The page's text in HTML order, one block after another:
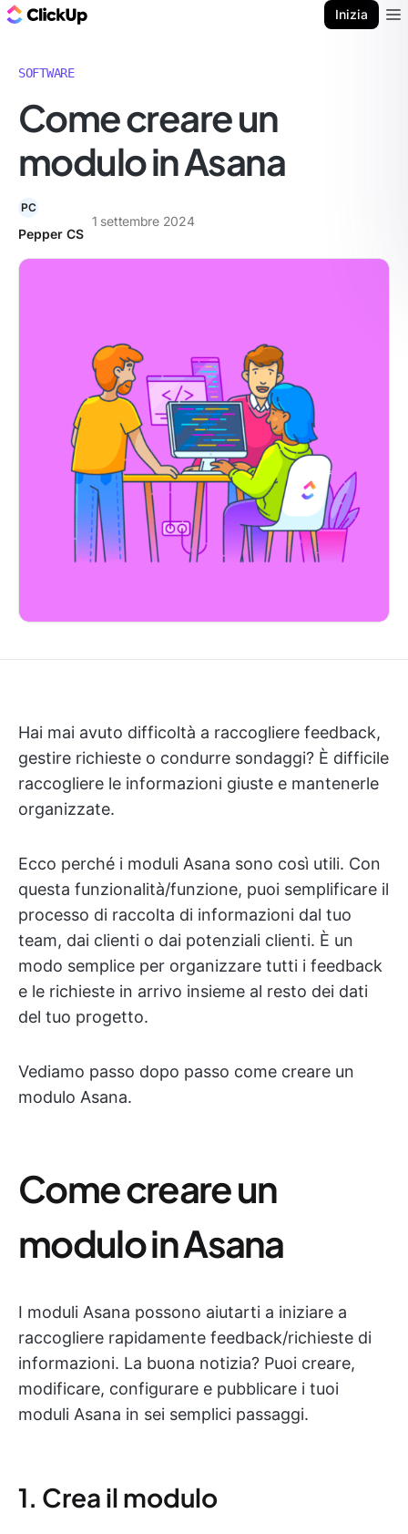
Inizia
SOFTWARE
Come creare un
modulo in Asana
PC
Pepper CS
1 settembre 2024
Hai mai avuto difficoltà a raccogliere feedback,
gestire richieste o condurre sondaggi? È difficile
raccogliere le informazioni giuste e mantenerle
organizzate.
Ecco perché i moduli Asana sono così utili. Con
questa funzionalità/funzione, puoi semplificare il
processo di raccolta di informazioni dal tuo
team, dai clienti o dai potenziali clienti. È un
modo semplice per organizzare tutti i feedback
e le richieste in arrivo insieme al resto dei dati
del tuo progetto.
Vediamo passo dopo passo come creare un
modulo Asana.
Come creare un
modulo in Asana
I moduli Asana possono aiutarti a iniziare a
raccogliere rapidamente feedback/richieste di
informazioni. La buona notizia? Puoi creare,
modificare, configurare e pubblicare i tuoi
moduli Asana in sei semplici passaggi.
1. Crea il modulo